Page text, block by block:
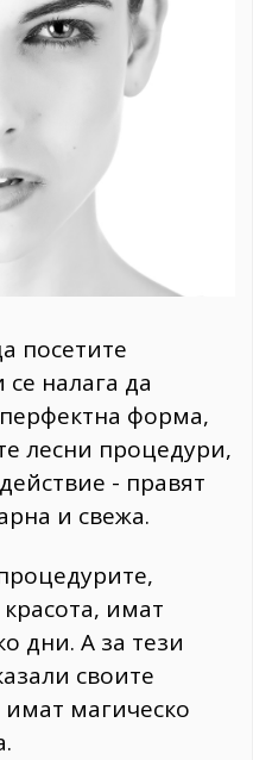
посетите
налага да
форма,
лесни процедури,
- правят
и свежа.
имат
дни. А за тези
своите
имат магическо